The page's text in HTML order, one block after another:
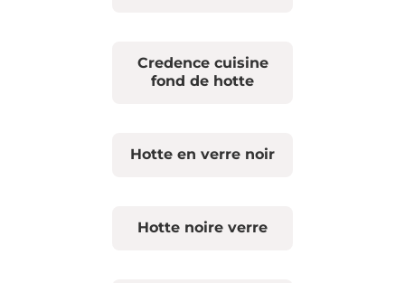
Credence cuisine
fond de hotte
Hotte en verre noir
Hotte noire verre